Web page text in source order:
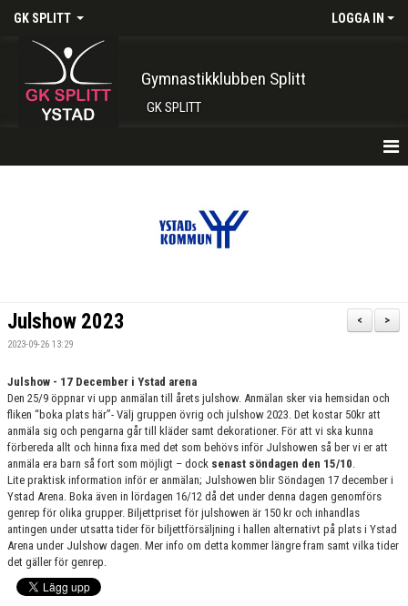
GK SPLITT LOGGA IN
Gymnastikklubben Splitt
GK SPLITT
INTRESSEANMÄLAN
SHOP
GRUPPER OCH TIDER
STÖDMEDLEM
SPONSRING
FRÅGOR & SVAR
FUNKTIONÄRER
>
<
Julshow 2023
2023-09-26 13:29
Julshow - 17 December i Ystad arena
Den 25/9 öppnar vi upp anmälan till årets julshow. Anmälan sker via hemsidan och
fliken “boka plats här”- Välj gruppen övrig och julshow 2023. Det kostar 50kr att
anmäla sig och pengarna går till kläder samt dekorationer. För att vi ska kunna
förbereda allt och hinna fixa med det som behövs inför Julshowen så ber vi er att
anmäla era barn så fort som möjligt – dock senast söndagen den 15/10.
Lite praktisk information inför er anmälan; Julshowen blir Söndagen 17 december i
Ystad Arena. Boka även in lördagen 16/12 då det under denna dagen genomförs
genrep för olika grupper. Biljettpriset för julshowen är 150 kr och inhandlas
antingen under utsatta tider för biljettförsäljning i hallen alternativt på plats i Ystad
Arena under Julshow dagen. Mer info om detta kommer längre fram samt vilka tider
det gäller för genrep.